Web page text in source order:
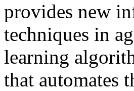
provides new
techniques in
learning
that automates